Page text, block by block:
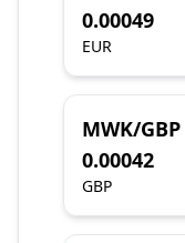
0.00049
EUR
MWK/GBP
0.00042
GBP